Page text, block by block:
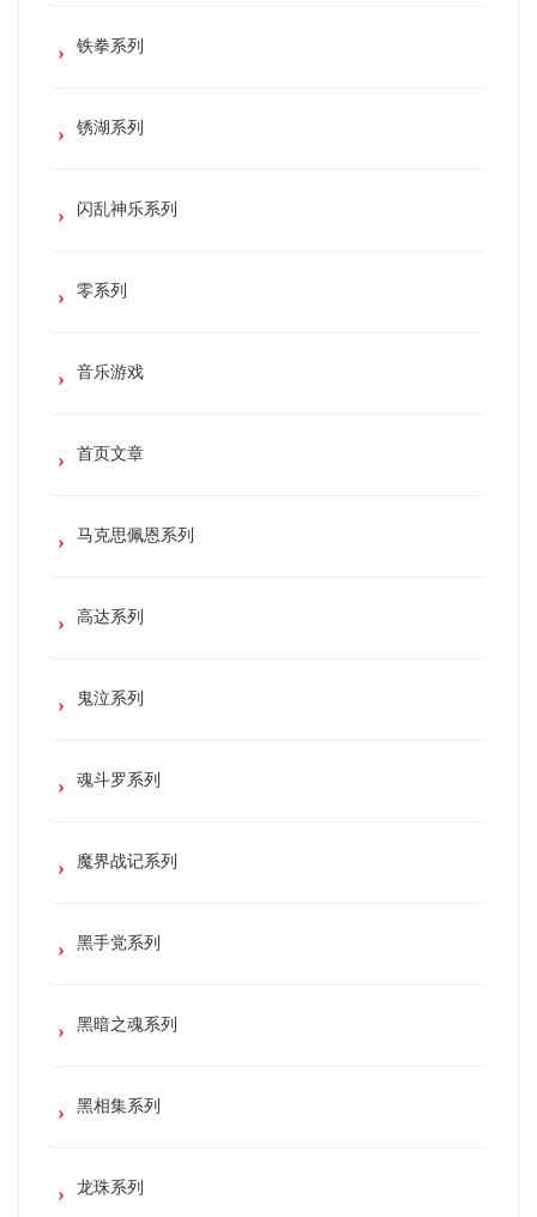
铁拳系列
锈湖系列
闪乱神乐系列
零系列
音乐游戏
首页文章
马克思佩恩系列
高达系列
鬼泣系列
魂斗罗系列
魔界战记系列
黑手党系列
黑暗之魂系列
黑相集系列
龙珠系列